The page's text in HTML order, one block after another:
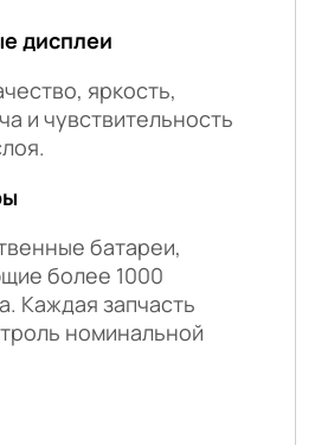
дисплеи
яркость,
и чувствительность
батареи,
более 1000
Каждая запчасть
номинальной